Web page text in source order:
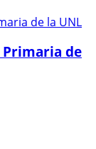
Primaria de